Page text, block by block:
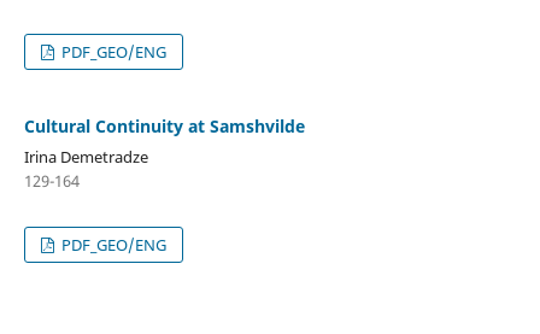
PDF_GEO/ENG
Cultural Continuity at Samshvilde
Irina Demetradze
129-164
PDF_GEO/ENG